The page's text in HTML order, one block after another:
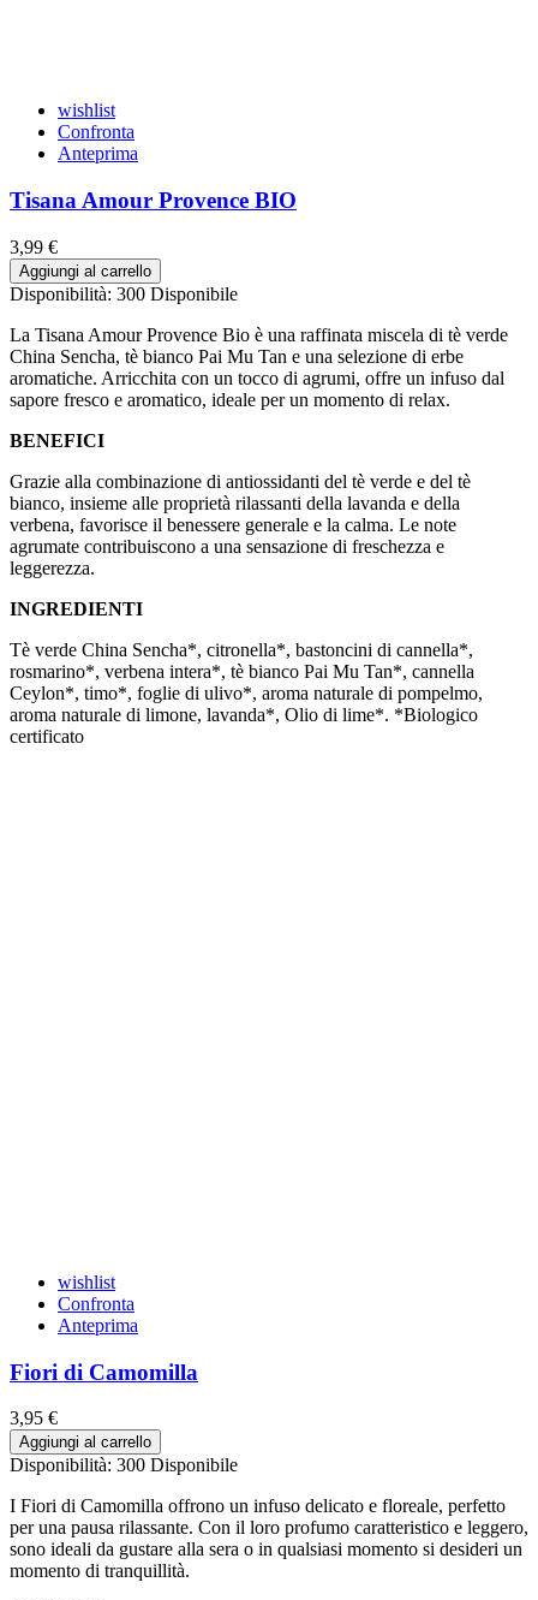
wishlist
Confronta
Anteprima
Tisana Amour Provence BIO
3,99 €
Aggiungi al carrello
Disponibilità: 300 Disponibile
La Tisana Amour Provence Bio è una raffinata miscela di tè verde
China Sencha, tè bianco Pai Mu Tan e una selezione di erbe
aromatiche. Arricchita con un tocco di agrumi, offre un infuso dal
sapore fresco e aromatico, ideale per un momento di relax.
BENEFICI
Grazie alla combinazione di antiossidanti del tè verde e del tè
bianco, insieme alle proprietà rilassanti della lavanda e della
verbena, favorisce il benessere generale e la calma. Le note
agrumate contribuiscono a una sensazione di freschezza e
leggerezza.
INGREDIENTI
Tè verde China Sencha*, citronella*, bastoncini di cannella*,
rosmarino*, verbena intera*, tè bianco Pai Mu Tan*, cannella
Ceylon*, timo*, foglie di ulivo*, aroma naturale di pompelmo,
aroma naturale di limone, lavanda*, Olio di lime*. *Biologico
certificato
wishlist
Confronta
Anteprima
Fiori di Camomilla
3,95 €
Aggiungi al carrello
Disponibilità: 300 Disponibile
I Fiori di Camomilla offrono un infuso delicato e floreale, perfetto
per una pausa rilassante. Con il loro profumo caratteristico e leggero,
sono ideali da gustare alla sera o in qualsiasi momento si desideri un
momento di tranquillità.